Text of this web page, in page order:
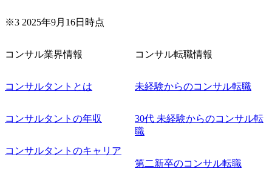
く可能性がございます。 このたび、ファーム経験者の方を
できる機会ですので、ぜひご参加ください。 当日はXspear
名参加する予定です！ ●費用 : 無料 虎ノ門ヒルズ付近 ※詳
している方
※3 2025年9月16日時点
コンサル業界情報
コンサルタントとは
コンサルタントの年収
コンサルタントのキャリア
コンサル転職情報
未経験からのコンサル転職
30代 未経験からのコンサル転
職
第二新卒のコンサル転職